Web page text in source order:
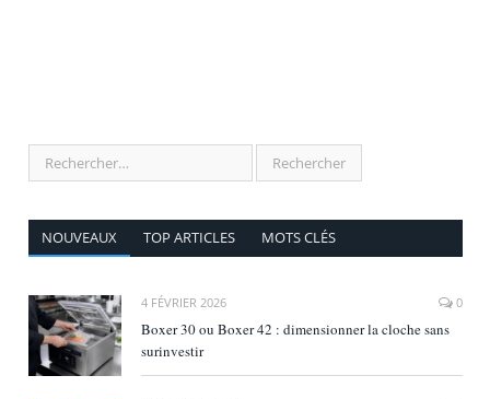
NOUVEAUX TOP ARTICLES MOTS CLÉS
4 FÉVRIER 2026 0
Boxer 30 ou Boxer 42 : dimensionner la cloche sans
surinvestir